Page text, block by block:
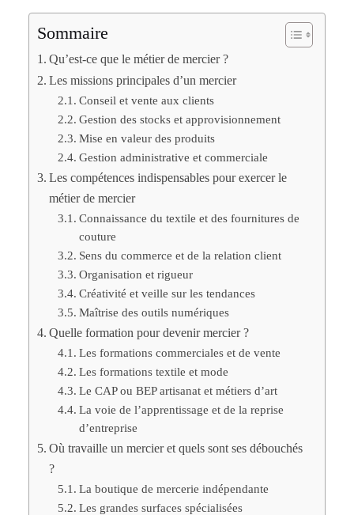
Sommaire
Qu’est-ce que le métier de mercier ?
Les missions principales d’un mercier
Conseil et vente aux clients
Gestion des stocks et approvisionnement
Mise en valeur des produits
Gestion administrative et commerciale
Les compétences indispensables pour exercer le
métier de mercier
Connaissance du textile et des fournitures de
couture
Sens du commerce et de la relation client
Organisation et rigueur
Créativité et veille sur les tendances
Maîtrise des outils numériques
Quelle formation pour devenir mercier ?
Les formations commerciales et de vente
Les formations textile et mode
Le CAP ou BEP artisanat et métiers d’art
La voie de l’apprentissage et de la reprise
d’entreprise
Où travaille un mercier et quels sont ses débouchés
?
La boutique de mercerie indépendante
Les grandes surfaces spécialisées